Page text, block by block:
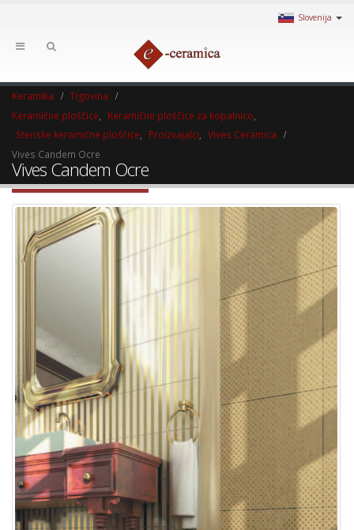
Slovenija
Keramika
Trgovina
Keramične ploščice
Keramične ploščice za kopalnico
Stenske keramične ploščice
Proizvajalci
Vives Ceramica
Vives Candem Ocre
Vives Candem Ocre